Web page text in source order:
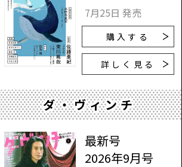
7月25日 発売
購入する
詳しく見る
ダ・ヴィンチ
最新号
2026年9月号